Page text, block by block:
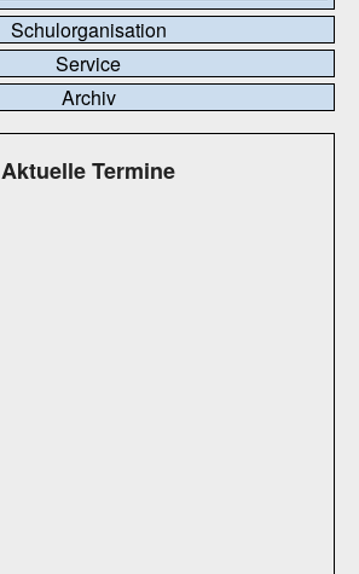
Schulorganisation
Service
Archiv
Aktuelle Termine